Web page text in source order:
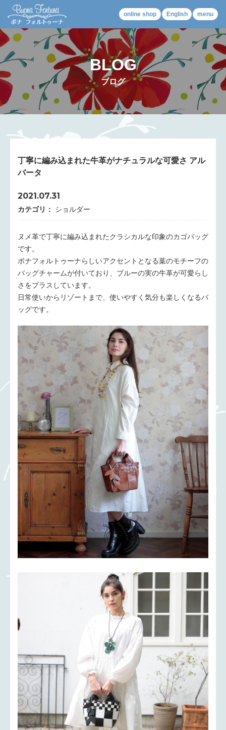
online shop English menu
BLOG
ブログ
丁寧に編み込まれた牛革がナチュラルな可愛さ アル
バータ
2021.07.31
カテゴリ： ショルダー
ヌメ革で丁寧に編み込まれたクラシカルな印象のカゴバッグ
です。
ボナフォルトゥーナらしいアクセントとなる葉のモチーフの
バッグチャームが付いており、ブルーの実の牛革が可愛らし
さをプラスしています。
日常使いからリゾートまで、使いやすく気分も楽しくなるバ
ッグです。